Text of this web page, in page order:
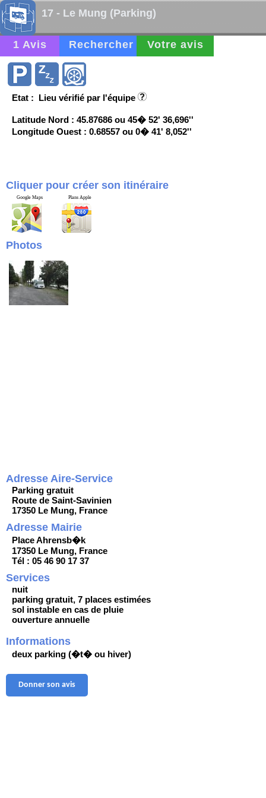
17 - Le Mung (Parking)
1 Avis Rechercher Votre avis
Etat : Lieu vérifié par l'équipe
Latitude Nord : 45.87686 ou 45� 52' 36,696''
Longitude Ouest : 0.68557 ou 0� 41' 8,052''
Cliquer pour créer son itinéraire
Google Maps Plans Apple
Photos
Adresse Aire-Service
Parking gratuit
Route de Saint-Savinien
17350 Le Mung, France
Adresse Mairie
Place Ahrensb�k
17350 Le Mung, France
Tél : 05 46 90 17 37
Services
nuit
parking gratuit, 7 places estimées
sol instable en cas de pluie
ouverture annuelle
Informations
deux parking (�t� ou hiver)
Donner son avis